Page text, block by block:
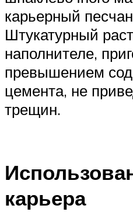
карьерный
Штукатурный
наполнителе,
превышением
цемента, не
трещин.
карьера